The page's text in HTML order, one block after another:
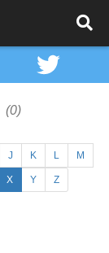
(0)
J K L M
X Y Z